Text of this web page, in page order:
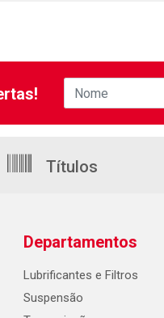
Títulos
Departamentos
Lubrificantes e Filtros
Suspensão